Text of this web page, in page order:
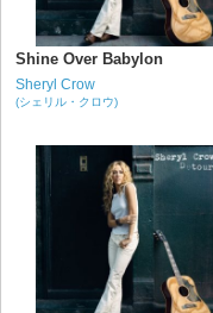
Shine Over Babylon
Sheryl Crow
(シェリル・クロウ)